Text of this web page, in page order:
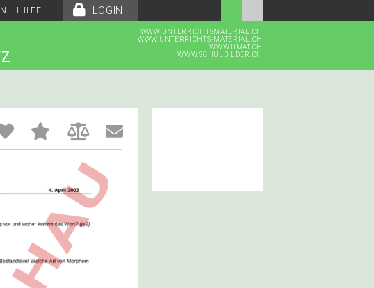
LOGIN
HILFE
WWW.UNTERRICHTSMATERIAL.CH
WWW.UNTERRICHTS-MATERIAL.CH
WWW.UMAT.CH
WWW.SCHULBILDER.CH